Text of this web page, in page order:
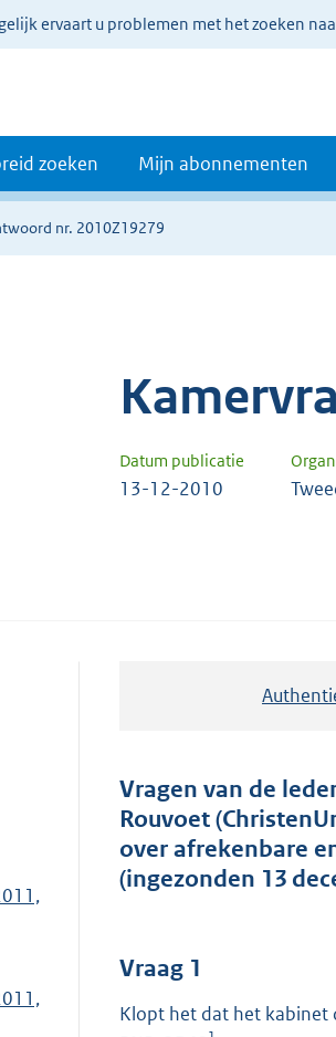
ervaart u problemen met het zoeken
zoeken Mijn abonnementen
nr. 2010Z19279
Datum publicatie
13-12-2010
Vragen van de
Rouvoet
over afrekenbare
(ingezonden 13
Vraag 1
Klopt het dat het kabinet